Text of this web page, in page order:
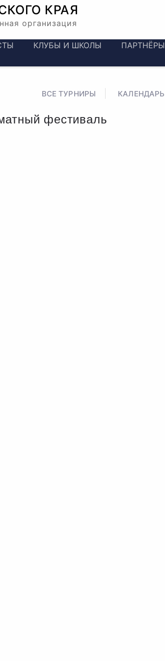
КРАЯ
организация
КЛУБЫ И ШКОЛЫ ПАРТНЁРЫ
ВСЕ ТУРНИРЫ КАЛЕНДАРЬ
фестиваль